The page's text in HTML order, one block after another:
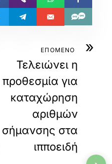
»
ΕΠΟΜΕΝΟ
Τελειώνει η
προθεσμία για
καταχώρηση
αριθμών
σήμανσης στα
ιπποειδή